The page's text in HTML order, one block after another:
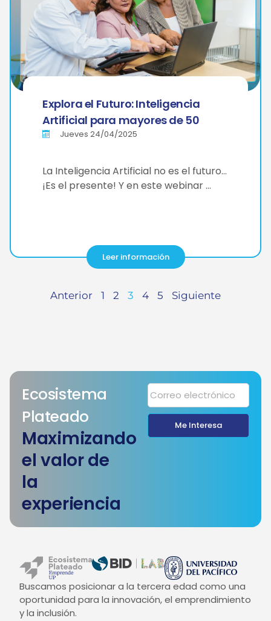
Explora el Futuro: Inteligencia
Artificial para mayores de 50
Jueves 24/04/2025
La Inteligencia Artificial no es el futuro…
¡Es el presente! Y en este webinar …
Leer información
Anterior 1 2 3 4 5 Siguiente
Ecosistema
Plateado
Maximizando
el valor de
la
experiencia
Me Interesa
Buscamos posicionar a la tercera edad como una
oportunidad para la innovación, el emprendimiento
y la inclusión.